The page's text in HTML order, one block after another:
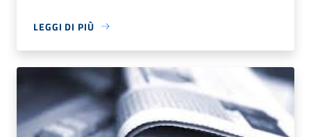
LEGGI DI PIÙ